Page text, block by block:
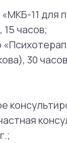
которыми
и долгосрочной
помощи я работаю
суицидальным,
агрессивным
/ подростки);